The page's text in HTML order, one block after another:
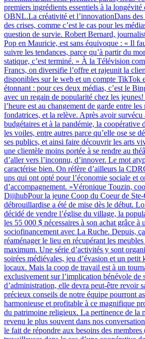
premiers ingrédients essentiels à la longévité
OBNL.La créativité et l’innovationDans
des crises, comme c’est le cas pour les
question de survie. Robert Bernard,
Pop en Mauricie, est sans équivoque : « Il
suivre les tendances, parce qu’à partir du
statique, c’est terminé. » À la Télévision
Francs, on diversifie l’offre et rajeunit la
disponibles sur le web et un compte TikTok
étonnant : pour ces deux médias, c’est le
avec un regain de popularité chez les
l’heure est au changement de garde entre
fondatrices, et la relève. Après avoir survécu
budgétaires et à la pandémie, la coopérative
les voiles, entre autres parce qu’elle ose se
ses publics, et ainsi faire découvrir les arts
une clientèle moins portée à se rendre au
d’aller vers l’inconnu, d’innover. Le mot
caractérise bien. On réfère d’ailleurs la
ups qui ont opté pour l’économie sociale et
d’accompagnement. »Véronique Touzin,
DijihubPour la jeune Coop du Coeur de
débrouillardise a été de mise dès le début.
décidé de vendre l’église du village, la
les 55 000 $ nécessaires à son achat grâce à
sociofinancement avec La Ruche. Depuis,
réaménager le lieu en récupérant les
maximum. Une série d’activités y sont
soirées médiévales, jeu d’évasion et un petit
locaux. Mais la coop de travail est à un
exclusivement sur l’implication bénévole de
d’administration, elle devra peut-être revoir
précieux conseils de notre équipe pourront
harmonieuse et profitable à ce magnifique
du patrimoine religieux. La pertinence de la
revenu le plus souvent dans nos
le fait de répondre aux besoins des